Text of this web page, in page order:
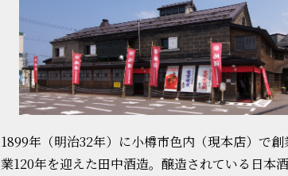
1899年（明治32年）に小樽市色内（現本店）で
業120年を迎えた田中酒造。醸造されている日本